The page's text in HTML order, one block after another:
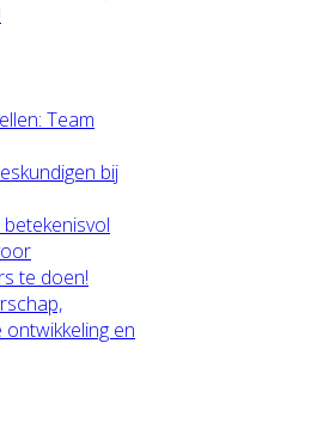
Team
bij
te doen!
ontwikkeling en